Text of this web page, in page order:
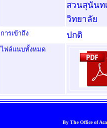
สวนสุนันท
วิทยาลัย
การเข้าถึง ปกติ
ไฟล์แนบทั้งหมด
By The Office of